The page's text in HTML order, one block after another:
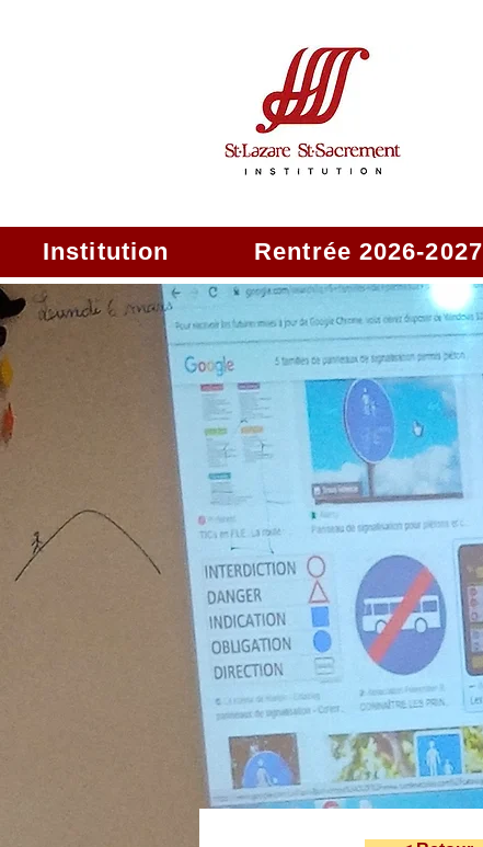
Institution Rentrée 2026-2027